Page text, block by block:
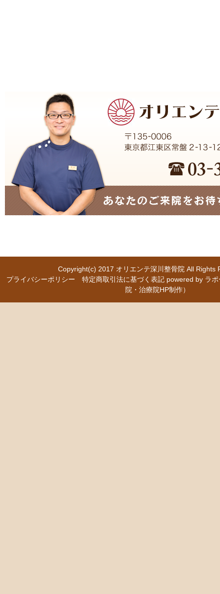
Copyright(c) 2017 オリエンテ深川整骨院 All
プライバシーポリシー
特定商取引法に基づく表記 powered by ラ
院・治療院HP制作）